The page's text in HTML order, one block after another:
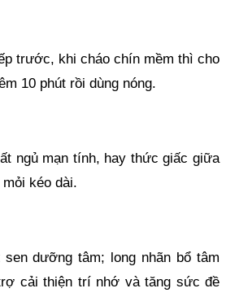
trước, khi cháo chín mềm thì cho
10 phút rồi dùng nóng.
ngủ mạn tính, hay thức giấc giữa
kéo dài.
dưỡng tâm; long nhãn bổ tâm
cải thiện trí nhớ và tăng sức đề